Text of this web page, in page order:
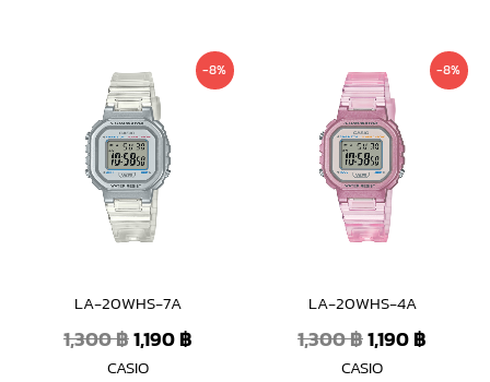
-8%
LA-20WHS-7A
1,300฿
Original
price
was:
1,300 ฿.
1,190฿
Current
price
CASIO
-8%
LA-20WHS-4A
1,300฿
Original
price
was:
1,300 ฿.
1,190฿
price
CASIO